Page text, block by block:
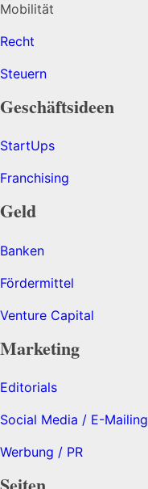
Mobilität
Recht
Steuern
Geschäftsideen
StartUps
Franchising
Geld
Banken
Fördermittel
Venture Capital
Marketing
Editorials
Social Media / E-Mailing
Werbung / PR